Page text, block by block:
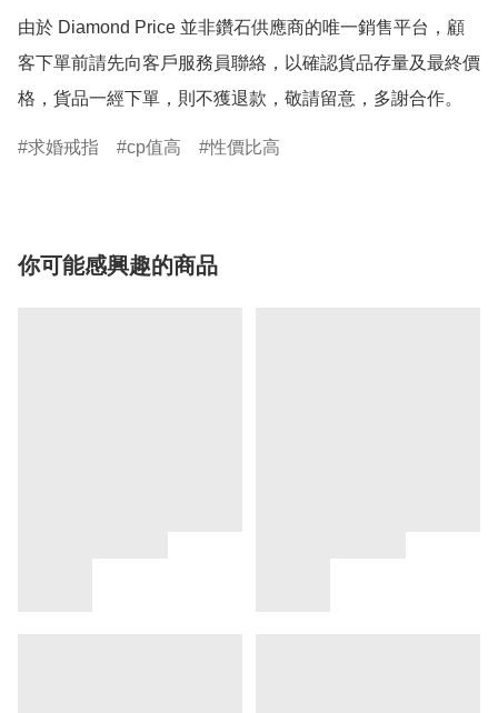
由於 Diamond Price 並非鑽石供應商的唯一銷售平台，顧
客下單前請先向客戶服務員聯絡，以確認貨品存量及最終價
格，貨品一經下單，則不獲退款，敬請留意，多謝合作。
求婚戒指 cp值高 性價比高
你可能感興趣的商品